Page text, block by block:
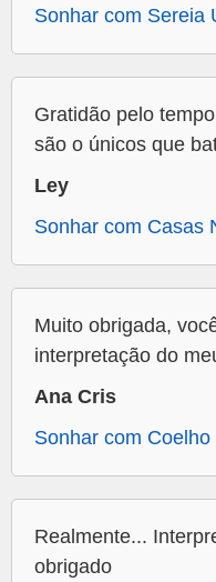
Sonhar com Sereia
Gratidão pelo
são o únicos que
Ley
Sonhar com Casas
Muito obrigada,
interpretação do
Ana Cris
Sonhar com Coelho
Realmente...
obrigado